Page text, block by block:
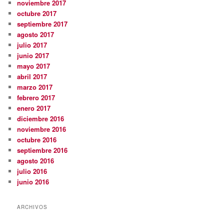
noviembre 2017
octubre 2017
septiembre 2017
agosto 2017
julio 2017
junio 2017
mayo 2017
abril 2017
marzo 2017
febrero 2017
enero 2017
diciembre 2016
noviembre 2016
octubre 2016
septiembre 2016
agosto 2016
julio 2016
junio 2016
ARCHIVOS